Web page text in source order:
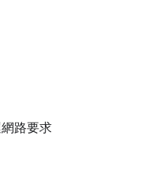
路要求